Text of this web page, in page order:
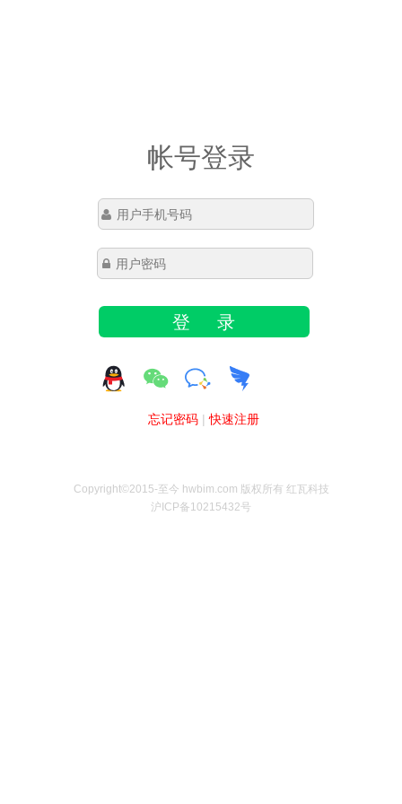
帐号登录
登 录
忘记密码 | 快速注册
Copyright©2015-至今 hwbim.com 版权所有 红瓦科技
沪ICP备10215432号